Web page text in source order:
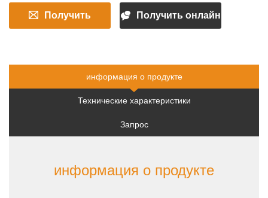
Получить
предложение
Получить онлайн
информация о продукте
Технические характеристики
Запрос
информация о продукте